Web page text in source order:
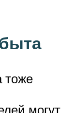
тоже
могут